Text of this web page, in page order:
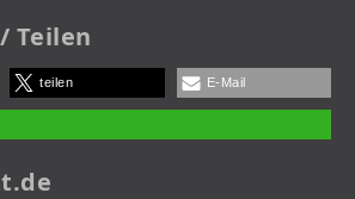
Teilen
teilen E-Mail